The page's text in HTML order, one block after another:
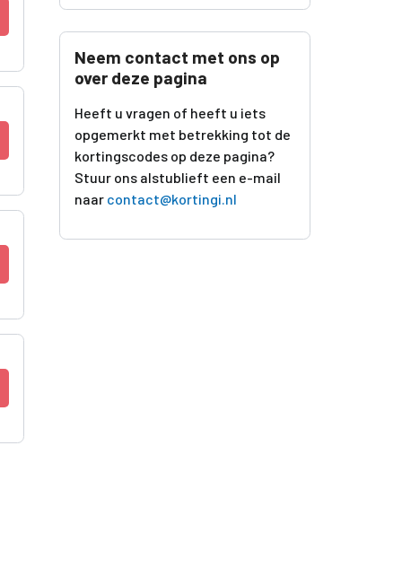
Neem contact met ons op
over deze pagina
Heeft u vragen of heeft u iets
opgemerkt met betrekking tot de
kortingscodes op deze pagina?
Stuur ons alstublieft een e-mail
naar contact@kortingi.nl